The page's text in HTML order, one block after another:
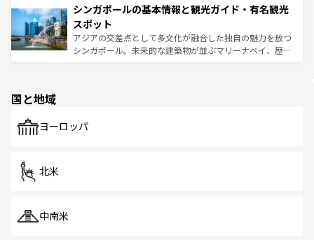
参照してほしい。
激する。気候は一年中温暖で、どの季節にも異なる楽しみ
が待っている。親しみやすいタイの人々、仏教を中心とし
た文化、そして多様な観光資源が、訪れる旅人を魅了し続
ける。 なお、新着のタイ情報はコンテンツ一覧を参照して
み、どこを訪れても感動するはず。観光スポットが密集し
ており、効率よく見どころを回れるのも魅力。息をのむよ
うな絶景から文化的な体験まで、香港を存分に楽しみ尽く
そう。 なお、新着の香港情報はコンテンツ一覧を参照して
シンガポールの基本情報と観光ガイド・有名観光
スポット
アジアの交差点として多文化が融合した独自の魅力を放つ
シンガポール。未来的な建築物が並ぶマリーナベイ、歴史
で、ホーカーズは地元の風情を楽しめる外せないスポット
国と地域
ヨーロッパ
北米
中南米